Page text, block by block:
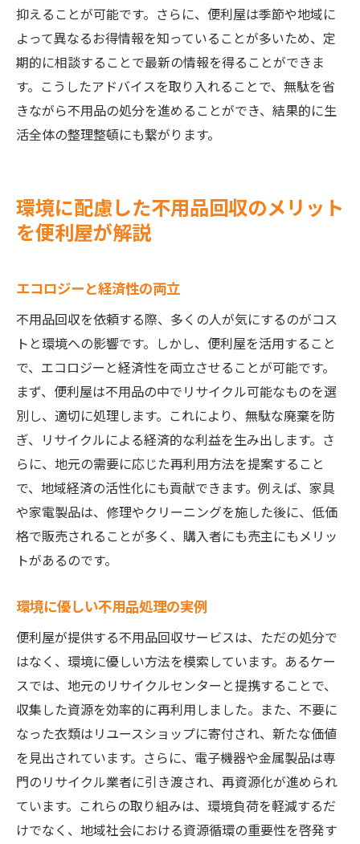
抑えることが可能です。さらに、便利屋は季節や地域に
よって異なるお得情報を知っていることが多いため、定
期的に相談することで最新の情報を得ることができま
す。こうしたアドバイスを取り入れることで、無駄を省
きながら不用品の処分を進めることができ、結果的に生
活全体の整理整頓にも繋がります。
環境に配慮した不用品回収のメリット
を便利屋が解説
エコロジーと経済性の両立
不用品回収を依頼する際、多くの人が気にするのがコス
トと環境への影響です。しかし、便利屋を活用すること
で、エコロジーと経済性を両立させることが可能です。
まず、便利屋は不用品の中でリサイクル可能なものを選
別し、適切に処理します。これにより、無駄な廃棄を防
ぎ、リサイクルによる経済的な利益を生み出します。さ
らに、地元の需要に応じた再利用方法を提案すること
で、地域経済の活性化にも貢献できます。例えば、家具
や家電製品は、修理やクリーニングを施した後に、低価
格で販売されることが多く、購入者にも売主にもメリッ
トがあるのです。
環境に優しい不用品処理の実例
便利屋が提供する不用品回収サービスは、ただの処分で
はなく、環境に優しい方法を模索しています。あるケー
スでは、地元のリサイクルセンターと提携することで、
収集した資源を効率的に再利用しました。また、不要に
なった衣類はリユースショップに寄付され、新たな価値
を見出されています。さらに、電子機器や金属製品は専
門のリサイクル業者に引き渡され、再資源化が進められ
ています。これらの取り組みは、環境負荷を軽減するだ
けでなく、地域社会における資源循環の重要性を啓発す